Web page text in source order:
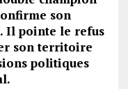
son
Il pointe le refus
son territoire
politiques